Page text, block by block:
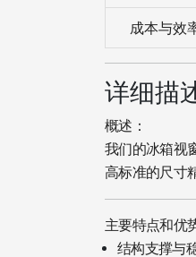
成本与效
详细描
概述：
我们的冰箱视
高标准的尺寸
主要特点和优
结构支撑与